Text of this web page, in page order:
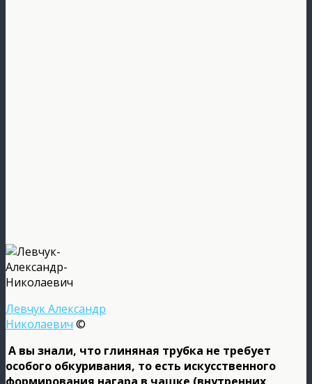
Левчук Александр
Николаевич ©
А вы знали, что глиняная трубка не требует
особого обкуривания, то есть искусственного